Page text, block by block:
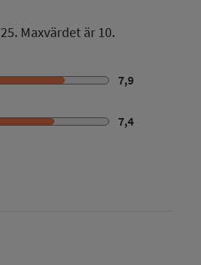
. Maxvärdet är 10.
7,9
7,4